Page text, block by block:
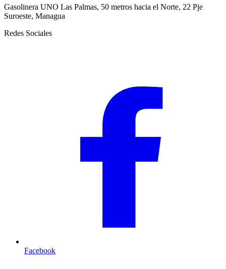
Gasolinera UNO Las Palmas, 50 metros hacia el Norte, 22 Pje
Suroeste, Managua
Redes Sociales
Facebook